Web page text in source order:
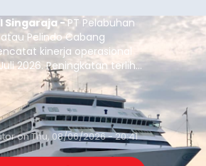
Singaraja -PT Pelabuhan
Pelindo Cabang
kinerja operasional
2026. Peningkatan terlihat
mencapai 1,48 juta Gross
12,4 persen
yang sama tahun lalu
1,32 juta GT.
onThu, 08/06/2026 - 20:41